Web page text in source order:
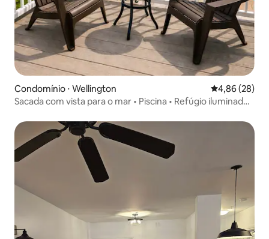
Condomínio ⋅ Wellington 4,86 de uma
4,86 (28)
Sacada com vista para o mar • Piscina • Refúgio iluminado